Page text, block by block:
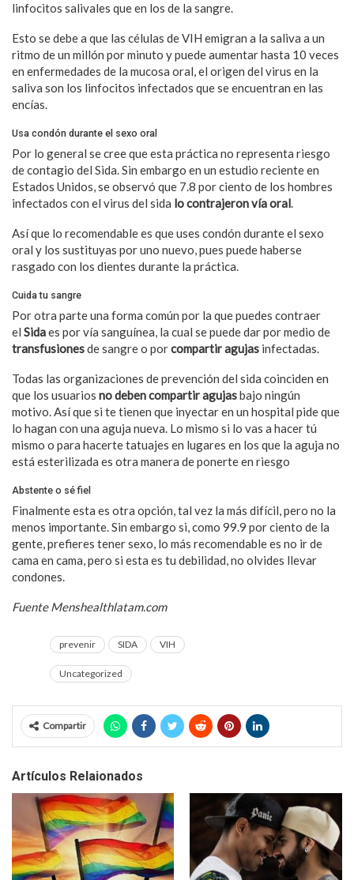
linfocitos salivales que en los de la sangre.
Esto se debe a que las células de VIH emigran a la saliva a un
ritmo de un millón por minuto y puede aumentar hasta 10 veces
en enfermedades de la mucosa oral, el origen del virus en la
saliva son los linfocitos infectados que se encuentran en las
encías.
Usa condón durante el sexo oral
Por lo general se cree que esta práctica no representa riesgo
de contagio del Sida. Sin embargo en un estudio reciente en
Estados Unidos, se observó que 7.8 por ciento de los hombres
infectados con el virus del sida lo contrajeron vía oral.
Así que lo recomendable es que uses condón durante el sexo
oral y los sustituyas por uno nuevo, pues puede haberse
rasgado con los dientes durante la práctica.
Cuida tu sangre
Por otra parte una forma común por la que puedes contraer
el Sidaes por vía sanguínea, la cual se puede dar por medio de
transfusionesde sangre o porcompartir agujas infectadas.
Todas las organizaciones de prevención del sida coinciden en
que los usuarios no deben compartir agujasbajo ningún
motivo. Así que si te tienen que inyectar en un hospital pide que
lo hagan con una aguja nueva. Lo mismo si lo vas a hacer tú
mismo o para hacerte tatuajes en lugares en los que la aguja no
está esterilizada es otra manera de ponerte en riesgo
Abstente o sé fiel
Finalmente esta es otra opción, tal vez la más difícil, pero no la
menos importante. Sin embargo si, como 99.9 por ciento de la
gente, prefieres tener sexo, lo más recomendable es no ir de
cama en cama, pero si esta es tu debilidad, no olvides llevar
condones.
Fuente Menshealthlatam.com
prevenir SIDA VIH
Uncategorized
Compartir
Artículos Relaionados